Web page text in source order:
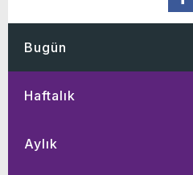
Bugün
Haftalık
Aylık